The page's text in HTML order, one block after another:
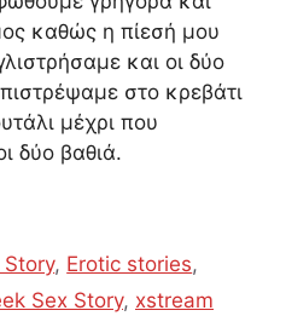
καθώς η πίεσή μου
και οι δύο
στο κρεβάτι
μέχρι που
δύο βαθιά.
Story, Erotic stories,
Sex Story, xstream